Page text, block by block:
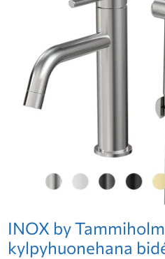
INOX by
kylpyhuonehana